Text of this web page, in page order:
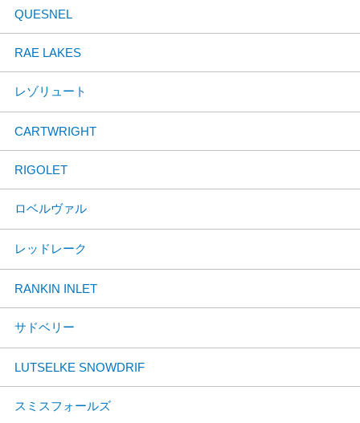
QUESNEL
RAE LAKES
レゾリュート
CARTWRIGHT
RIGOLET
ロベルヴァル
レッドレーク
RANKIN INLET
サドベリー
LUTSELKE SNOWDRIF
スミスフォールズ